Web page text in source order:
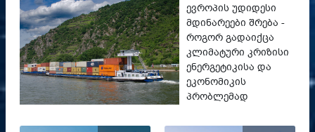
ევროპის უდიდესი
მდინარეები შრება -
როგორ გადაიქცა
კლიმატური კრიზისი
ენერგეტიკისა და
ეკონომიკის
პრობლემად